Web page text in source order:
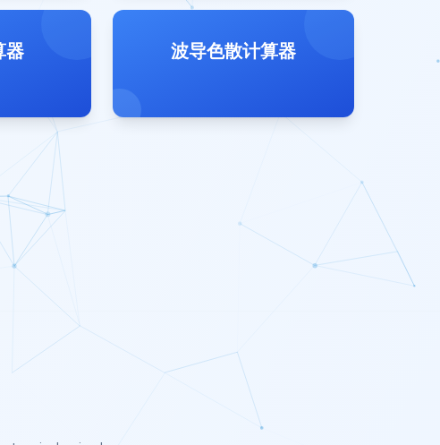
器 波导色散计算器